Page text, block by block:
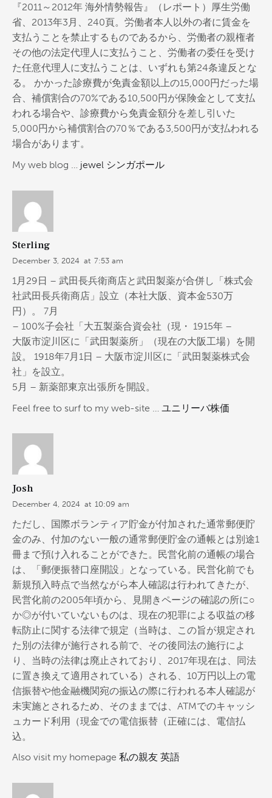
『2011～2012年 海外情勢報告』（レポート）厚生労働
省、2013年3月、240頁。労働者本人以外の者に賃金を
支払うことを禁止するものであるから、労働者の親権者
その他の法定代理人に支払うこと、労働者の委任を受け
た任意代理人に支払うことは、いずれも第24条違反とな
る。 かかった診療費が免責金額以上の15,000円だった場
合、補償割合の70%である10,500円が保険金として支払
われる場合や、診療費から免責金額分を差し引いた
5,000円から補償割合の70％である3,500円が支払われる
場合があります。
My web blog … jewel シンガポール
Sterling
December 3, 2024 at 7:53 am
1月29日 – 武田長兵衛商店と武田製薬が合併し「株式会
社武田長兵衛商店」設立（本社大阪、資本金530万
円）。 7月
– 100%子会社「大五製薬合資会社（現・ 1915年 –
大阪市淀川区に「武田製薬所」（現在の大阪工場）を開
設。 1918年7月1日 – 大阪市淀川区に「武田製薬株式会
社」を設立。
5月 – 新薬部東京出張所を開設。
Feel free to surf to my web-site … ユニリーバ株価
Josh
December 4, 2024 at 10:09 am
ただし、国際ボランティア貯金が付加された通常郵便貯
金のみ、付加のない一般の通常郵便貯金の通帳とは別途1
冊まで預け入れることができた。民営化前の通帳の場合
は、「郵便振替口座開設」となっている。民営化前でも
新規預入時点で当然ながら本人確認は行われてきたが、
民営化前の2005年頃から、見開きページの確認の所に○
か◎が付いていないものは、現在の犯罪による収益の移
転防止に関する法律で規定（当時は、この旨が規定され
た別の法律が施行される前で、その後同法の施行によ
り、当時の法律は廃止されており、2017年現在は、同法
に置き換えて適用されている）される、10万円以上の電
信振替や他金融機関宛の振込の際に行われる本人確認が
未実施とされるため、そのままでは、ATMでのキャッシ
ュカード利用（現金での電信振替（正確には、電信払
込。
Also visit my homepage 私の親友 英語